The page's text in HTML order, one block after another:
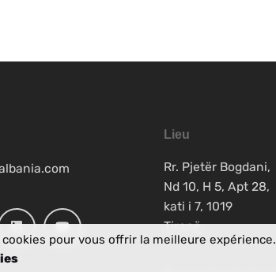
Lieu
Rr. Pjetër Bogdani,
Nd 10, H 5, Apt 28,
kati i 7, 1019
Tiranë
pour vous offrir la meilleure expérience.